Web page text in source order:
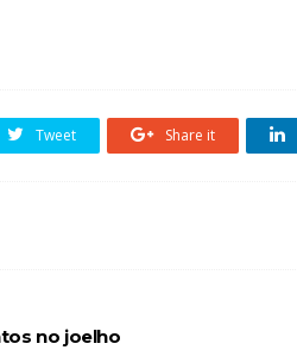
Tweet Share it
no joelho